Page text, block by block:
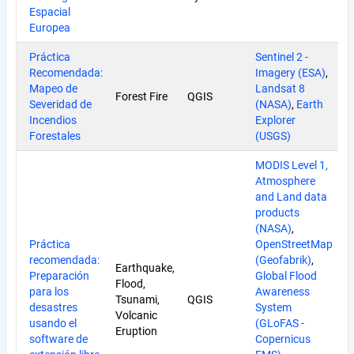
Espacial
Europea
Práctica
Recomendada:
Mapeo de
Severidad de
Incendios
Forestales
Forest Fire QGIS
Sentinel 2 -
Imagery (ESA),
Landsat 8
(NASA), Earth
Explorer
(USGS)
Práctica
recomendada:
Preparación
para los
desastres
usando el
software de
Earthquake,
Flood,
Tsunami,
Volcanic
Eruption
QGIS
MODIS Level 1,
Atmosphere
and Land data
products
(NASA),
OpenStreetMap
(Geofabrik),
Global Flood
Awareness
System
(GLoFAS -
Copernicus